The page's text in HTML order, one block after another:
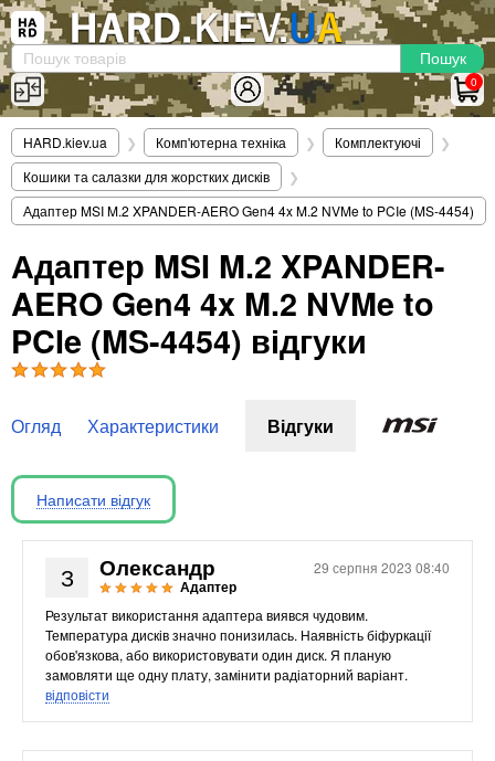
0
Вхід|Реєстрація×
(097)-938-03-73 Telegram WhatsApp
HARD.KIEV.UA
Послуги
Повернення / Обмін
Доставка та оплата
Комп'ютери
Ноутбуки
Моноблоки
Персональні комп'ютери
Сервери
Материнські плати
Жорсткі диски та SSD
SATA диски
Відеокарти
Блоки живлення
Контролери RAID
Кулери та системи охолодження
Корпуси
HARD.kiev.ua ❯ Комп'ютерна техніка ❯ Комплектуючі
❯
Кошики та салазки для жорстких дисків
❯
Адаптер MSI M.2 XPANDER-AERO Gen4 4x M.2 NVMe to PCIe (MS-4454)
Адаптер MSI M.2 XPANDER-
AERO Gen4 4x M.2 NVMe to
PCIe (MS-4454) відгуки
Огляд Характеристики Відгуки
Написати відгук
29 серпня 2023 08:40
З Олександр
Адаптер
Результат використання адаптера виявся чудовим.
Температура дисків значно понизилась. Наявність біфуркації
обов'язкова, або використовувати один диск. Я планую
замовляти ще одну плату, замінити радіаторний варіант.
відповісти